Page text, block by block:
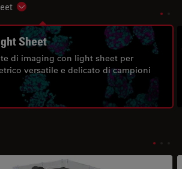
Show subnavigation
Sheet
di imaging con light sheet per
versatile e delicato di campioni